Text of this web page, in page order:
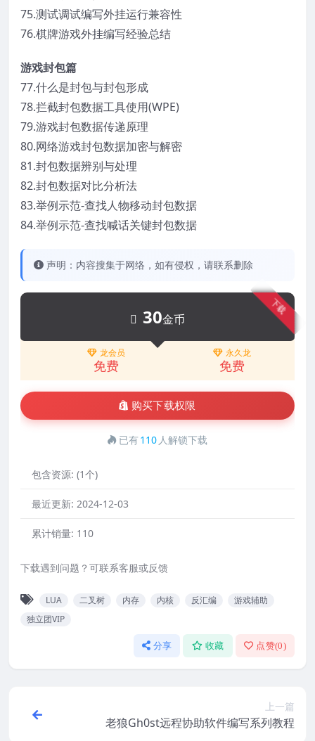
75.测试调试编写外挂运行兼容性
76.棋牌游戏外挂编写经验总结
游戏封包篇
77.什么是封包与封包形成
78.拦截封包数据工具使用(WPE)
79.游戏封包数据传递原理
80.网络游戏封包数据加密与解密
81.封包数据辨别与处理
82.封包数据对比分析法
83.举例示范-查找人物移动封包数据
84.举例示范-查找喊话关键封包数据
声明：内容搜集于网络，如有侵权，请联系删除
下载
30金币
龙会员
免费
永久龙
免费
购买下载权限
已有110 人解锁下载
包含资源: (1个)
最近更新: 2024-12-03
累计销量: 110
下载遇到问题？可联系客服或反馈
LUA 二叉树 内存 内核 反汇编
游戏辅助
独立团VIP
分享 收藏 点赞(0)
上一篇
老狼Gh0st远程协助软件编写系列教程